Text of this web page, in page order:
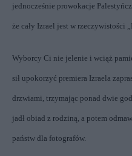
jednocześnie prowokacje
że cały Izrael jest w rzeczywistości
Wyborcy Ci nie jelenie i wciąż
sił upokorzyć premiera Izraela
drzwiami, trzymając ponad dwie
jadł obiad z rodziną, a potem
państw dla fotografów.